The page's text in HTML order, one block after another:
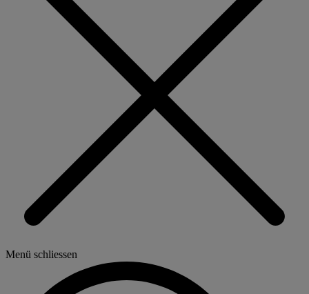
Menü schliessen